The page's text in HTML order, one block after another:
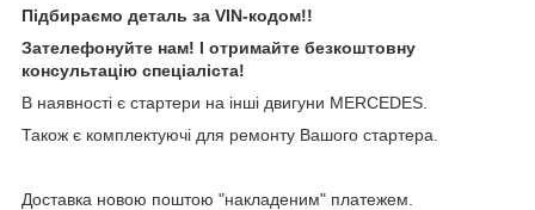
Підбираємо деталь за VIN-кодом!!
Зателефонуйте нам! І отримайте безкоштовну
консультацію спеціаліста!
В наявності є стартери на інші двигуни MERCEDES.
Також є комплектуючі для ремонту Вашого стартера.
Доставка новою поштою "накладеним" платежем.